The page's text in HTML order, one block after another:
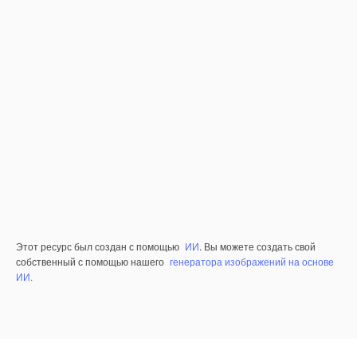
Этот ресурс был создан с помощью ИИ. Вы можете создать свой
собственный с помощью нашего генератора изображений на основе
ИИ.